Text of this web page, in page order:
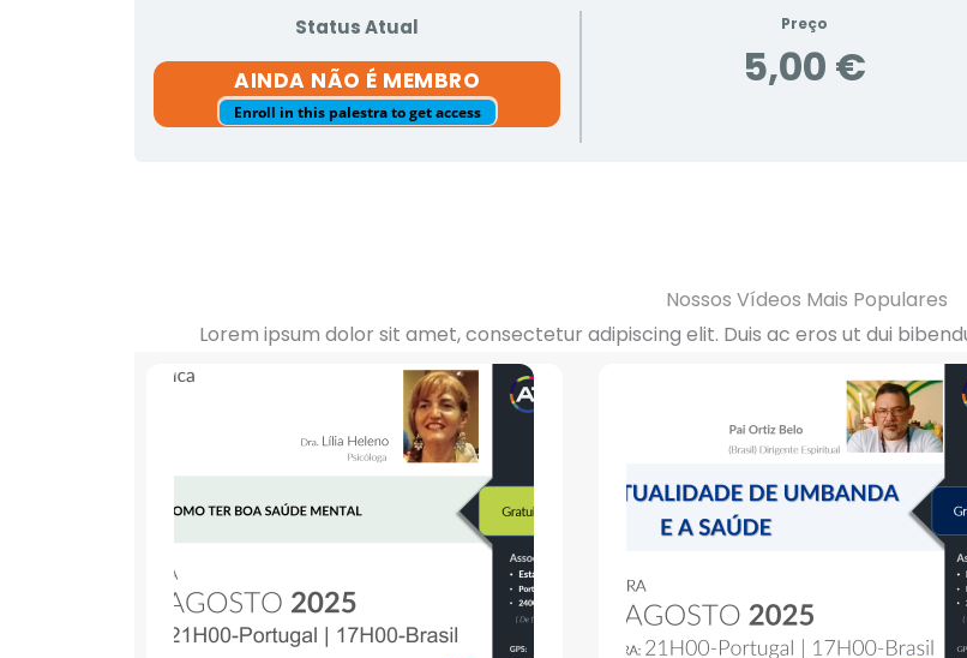
Status Atual
AINDA NÃO É MEMBRO
Enroll in this palestra to get access
Preço
5,00 €
Nossos Vídeos Mais Populares
Lorem ipsum dolor sit amet, consectetur adipiscing elit. Duis ac eros ut dui